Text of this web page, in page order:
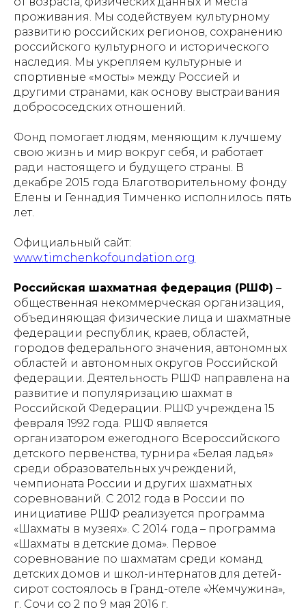
проживания. Мы содействуем культурному
развитию российских регионов, сохранению
российского культурного и исторического
наследия. Мы укрепляем культурные и
спортивные «мосты» между Россией и
другими странами, как основу выстраивания
добрососедских отношений.
Фонд помогает людям, меняющим к лучшему
свою жизнь и мир вокруг себя, и работает
ради настоящего и будущего страны. В
декабре 2015 года Благотворительному фонду
Елены и Геннадия Тимченко исполнилось пять
лет.
Официальный сайт:
www.timchenkofoundation.org
Российская шахматная федерация (РШФ) –
общественная некоммерческая организация,
объединяющая физические лица и шахматные
федерации республик, краев, областей,
городов федерального значения, автономных
областей и автономных округов Российской
федерации. Деятельность РШФ направлена на
развитие и популяризацию шахмат в
Российской Федерации. РШФ учреждена 15
февраля 1992 года. РШФ является
организатором ежегодного Всероссийского
детского первенства, турнира «Белая ладья»
среди образовательных учреждений,
чемпионата России и других шахматных
соревнований. С 2012 года в России по
инициативе РШФ реализуется программа
«Шахматы в музеях». С 2014 года – программа
«Шахматы в детские дома». Первое
соревнование по шахматам среди команд
детских домов и школ-интернатов для детей-
сирот состоялось в Гранд-отеле «Жемчужина»,
г. Сочи со 2 по 9 мая 2016 г.
Проекты
Ресурсные центры Контакты
Политика обработки персональных данных